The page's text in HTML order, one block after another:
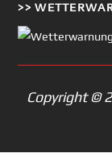
>>
Copyright ©